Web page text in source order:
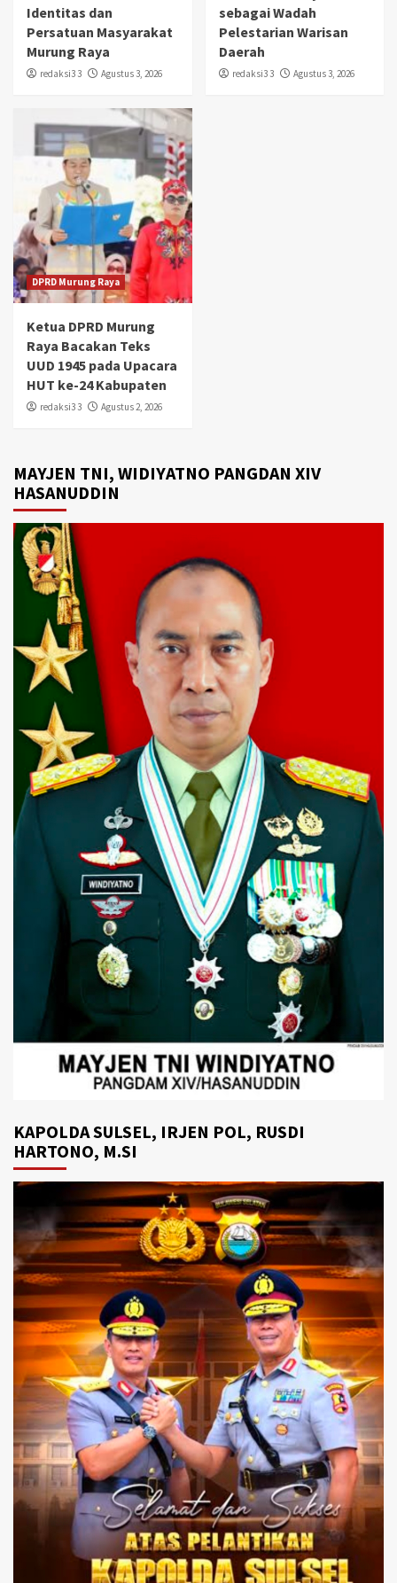
Identitas dan
Persatuan Masyarakat
Murung Raya
redaksi3 3 Agustus 3, 2026
sebagai Wadah
Pelestarian Warisan
Daerah
redaksi3 3 Agustus 3, 2026
DPRD Murung Raya
Ketua DPRD Murung
Raya Bacakan Teks
UUD 1945 pada Upacara
HUT ke-24 Kabupaten
redaksi3 3 Agustus 2, 2026
MAYJEN TNI, WIDIYATNO PANGDAN XIV
HASANUDDIN
KAPOLDA SULSEL, IRJEN POL, RUSDI
HARTONO, M.SI